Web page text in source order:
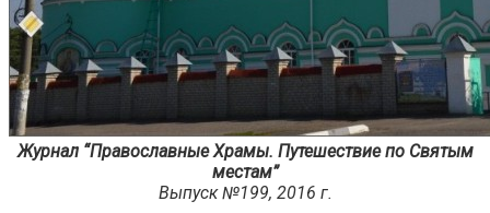
Журнал “Православные Храмы. Путешествие по Святым
местам”
Выпуск №199, 2016 г.